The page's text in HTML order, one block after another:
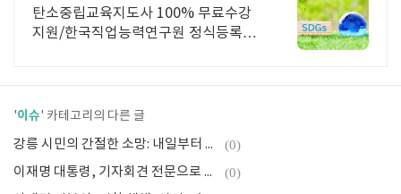
급,2급 자격증 동시취득
탄소중립교육지도사 100% 무료수강
지원/한국직업능력연구원 정식등록된
'이슈' 카테고리의 다른 글
강릉 시민의 간절한 소망: 내일부터 이어질 비 소식 (0)
이재명 대통령, 기자회견 전문으로 본 'AI 시대'와 '민생'에 대한 고민 (0)